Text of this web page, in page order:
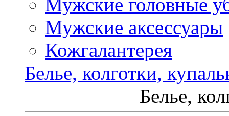
Мужские аксессуары
Кожгалантерея
Белье, колготки,
Белье,